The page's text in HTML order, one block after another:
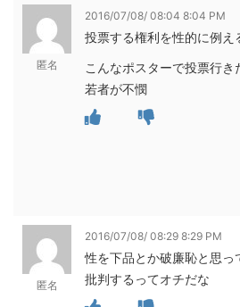
匿名
2016/07/08/ 08:04 8:04 PM
投票する権利を性的に例え
こんなポスターで投票行き
若者が不憫
匿名
2016/07/08/ 08:29 8:29 PM
性を下品とか破廉恥と思っ
批判するってオチだな